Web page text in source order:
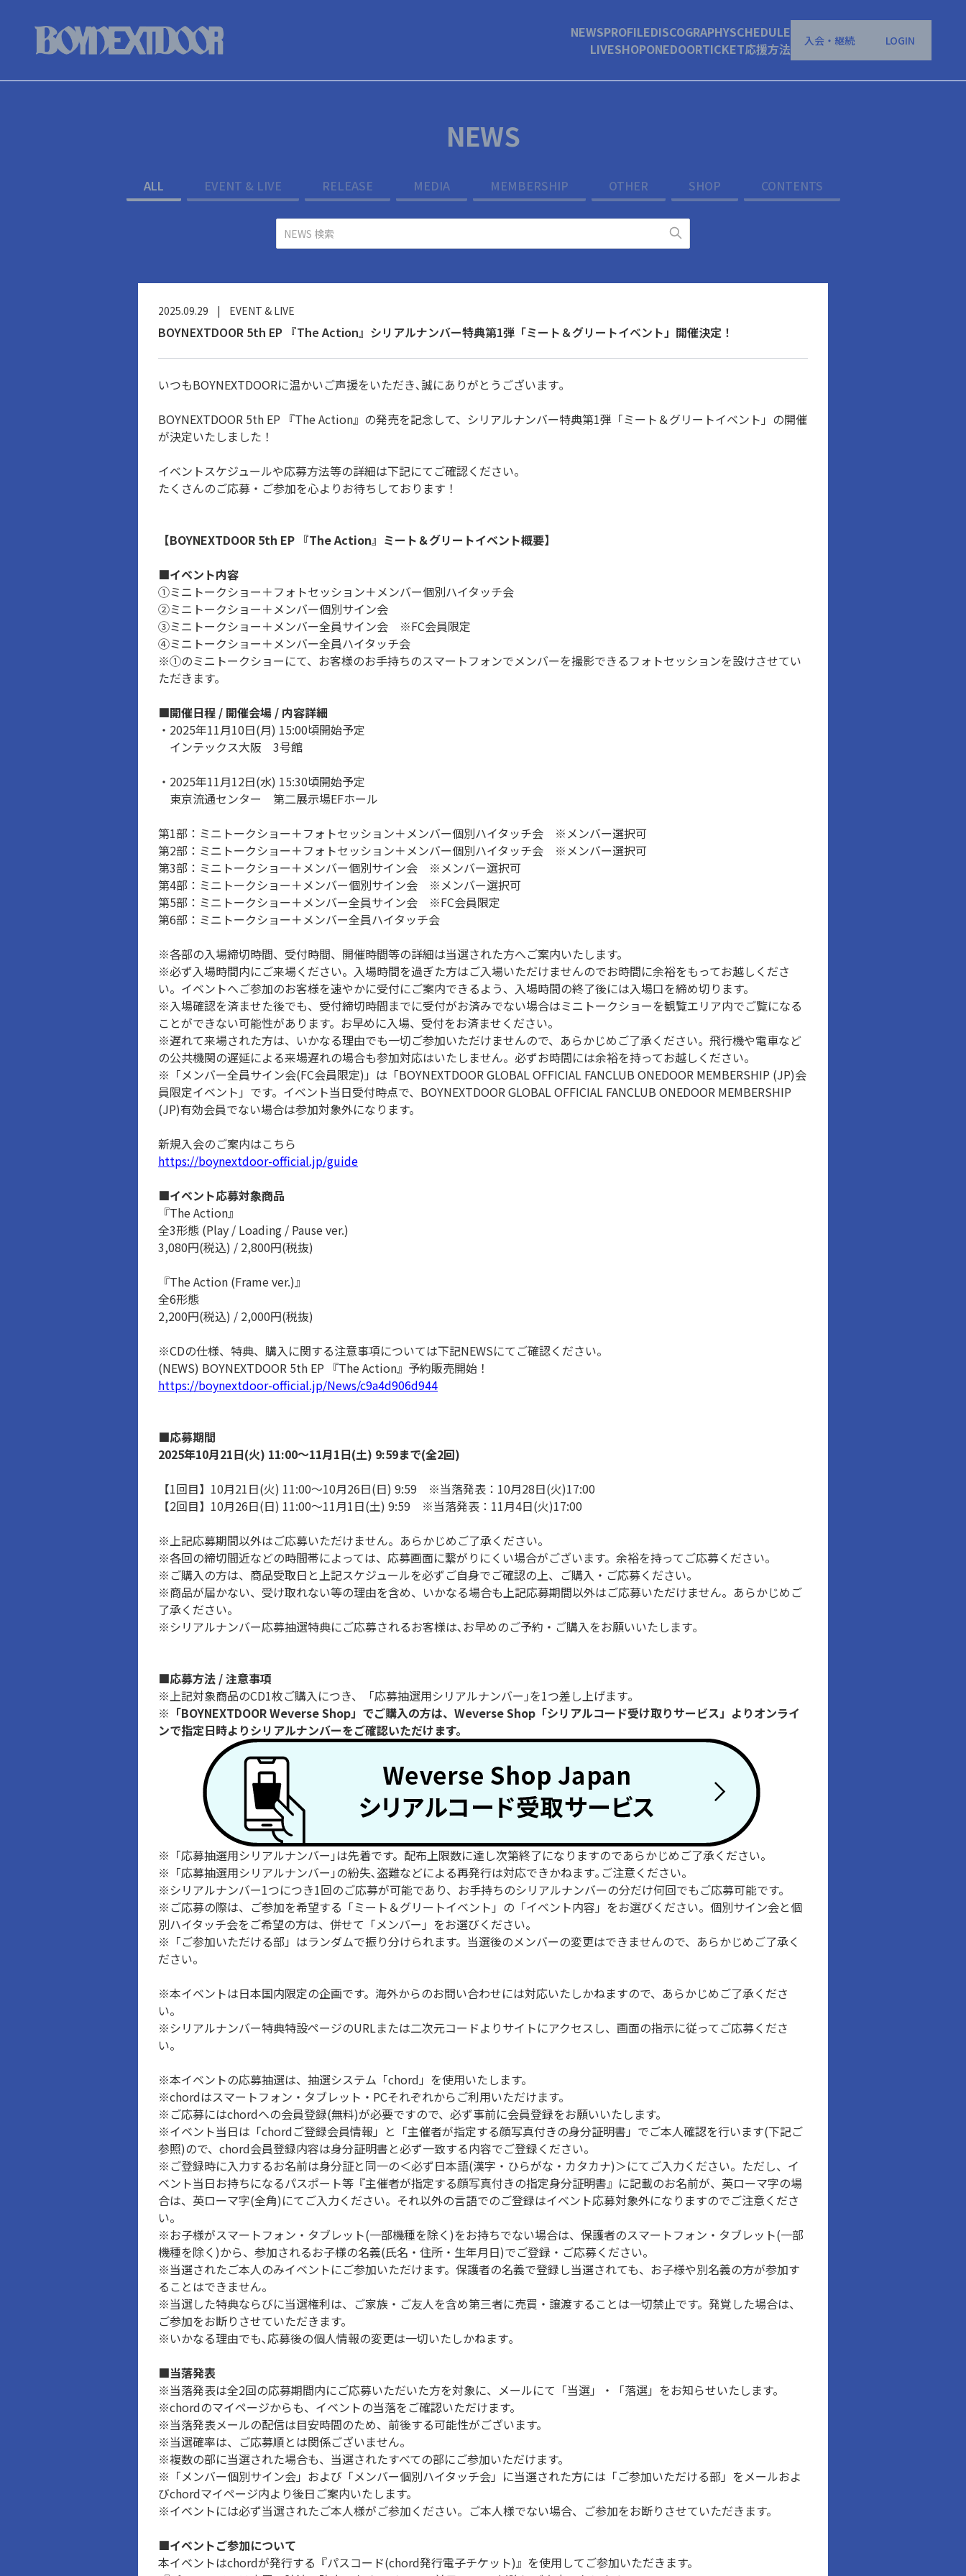
NEWSPROFILEDISCOGRAPHYSCHEDULE
LIVESHOPONEDOORTICKET応援方法 入会・継続 LOGIN
NEWS
ALL EVENT & LIVE RELEASE MEDIA MEMBERSHIP OTHER SHOP CONTENTS
2025.09.29 | EVENT & LIVE
BOYNEXTDOOR 5th EP 『The Action』シリアルナンバー特典第1弾「ミート＆グリートイベント」開催決定！
いつもBOYNEXTDOORに温かいご声援をいただき､誠にありがとうございます｡
BOYNEXTDOOR 5th EP 『The Action』の発売を記念して、シリアルナンバー特典第1弾「ミート＆グリートイベント」の開催
が決定いたしました！
イベントスケジュールや応募方法等の詳細は下記にてご確認ください。
たくさんのご応募・ご参加を心よりお待ちしております！
【BOYNEXTDOOR 5th EP 『The Action』ミート＆グリートイベント概要】
■イベント内容
①ミニトークショー＋フォトセッション＋メンバー個別ハイタッチ会
②ミニトークショー＋メンバー個別サイン会
③ミニトークショー＋メンバー全員サイン会 ※FC会員限定
④ミニトークショー＋メンバー全員ハイタッチ会
※①のミニトークショーにて、お客様のお手持ちのスマートフォンでメンバーを撮影できるフォトセッションを設けさせてい
ただきます。
■開催日程 / 開催会場 / 内容詳細
・2025年11月10日(月) 15:00頃開始予定
インテックス大阪 3号館
・2025年11月12日(水) 15:30頃開始予定
東京流通センター 第二展示場EFホール
第1部：ミニトークショー＋フォトセッション＋メンバー個別ハイタッチ会 ※メンバー選択可
第2部：ミニトークショー＋フォトセッション＋メンバー個別ハイタッチ会 ※メンバー選択可
第3部：ミニトークショー＋メンバー個別サイン会 ※メンバー選択可
第4部：ミニトークショー＋メンバー個別サイン会 ※メンバー選択可
第5部：ミニトークショー＋メンバー全員サイン会 ※FC会員限定
第6部：ミニトークショー＋メンバー全員ハイタッチ会
※各部の入場締切時間、受付時間、開催時間等の詳細は当選された方へご案内いたします。
※必ず入場時間内にご来場ください。入場時間を過ぎた方はご入場いただけませんのでお時間に余裕をもってお越しくださ
い。イベントへご参加のお客様を速やかに受付にご案内できるよう、入場時間の終了後には入場口を締め切ります。
※入場確認を済ませた後でも、受付締切時間までに受付がお済みでない場合はミニトークショーを観覧エリア内でご覧になる
ことができない可能性があります。お早めに入場、受付をお済ませください。
※遅れて来場された方は、いかなる理由でも一切ご参加いただけませんので、あらかじめご了承ください。飛行機や電車など
の公共機関の遅延による来場遅れの場合も参加対応はいたしません。必ずお時間には余裕を持ってお越しください。
※「メンバー全員サイン会(FC会員限定)」は「BOYNEXTDOOR GLOBAL OFFICIAL FANCLUB ONEDOOR MEMBERSHIP (JP)会
員限定イベント」です。イベント当日受付時点で、BOYNEXTDOOR GLOBAL OFFICIAL FANCLUB ONEDOOR MEMBERSHIP
(JP)有効会員でない場合は参加対象外になります。
新規入会のご案内はこちら
https://boynextdoor-official.jp/guide
■イベント応募対象商品
『The Action』
全3形態 (Play / Loading / Pause ver.)
3,080円(税込) / 2,800円(税抜)
『The Action (Frame ver.)』
全6形態
2,200円(税込) / 2,000円(税抜)
※CDの仕様、特典、購入に関する注意事項については下記NEWSにてご確認ください。
(NEWS) BOYNEXTDOOR 5th EP 『The Action』予約販売開始！
https://boynextdoor-official.jp/News/c9a4d906d944
■応募期間
2025年10月21日(火) 11:00～11月1日(土) 9:59まで(全2回)
【1回目】10月21日(火) 11:00～10月26日(日) 9:59 ※当落発表：10月28日(火)17:00
【2回目】10月26日(日) 11:00～11月1日(土) 9:59 ※当落発表：11月4日(火)17:00
※上記応募期間以外はご応募いただけません。あらかじめご了承ください。
※各回の締切間近などの時間帯によっては、応募画面に繋がりにくい場合がございます。余裕を持ってご応募ください。
※ご購入の方は、商品受取日と上記スケジュールを必ずご自身でご確認の上、ご購入・ご応募ください。
※商品が届かない、受け取れない等の理由を含め、いかなる場合も上記応募期間以外はご応募いただけません。あらかじめご
了承ください。
※シリアルナンバー応募抽選特典にご応募されるお客様は､お早めのご予約・ご購入をお願いいたします｡
■応募方法 / 注意事項
※上記対象商品のCD1枚ご購入につき、「応募抽選用シリアルナンバー｣を1つ差し上げます｡
※ 「BOYNEXTDOOR Weverse Shop」でご購入の方は、Weverse Shop「シリアルコード受け取りサービス」よりオンライ
ンで指定日時よりシリアルナンバーをご確認いただけます。
※「応募抽選用シリアルナンバー｣は先着です。配布上限数に達し次第終了になりますのであらかじめご了承ください。
※「応募抽選用シリアルナンバー｣の紛失､盗難などによる再発行は対応できかねます｡ご注意ください。
※シリアルナンバー1つにつき1回のご応募が可能であり、お手持ちのシリアルナンバーの分だけ何回でもご応募可能です。
※ご応募の際は、ご参加を希望する「ミート＆グリートイベント」の「イベント内容」をお選びください。個別サイン会と個
別ハイタッチ会をご希望の方は、併せて「メンバー」をお選びください。
※「ご参加いただける部」はランダムで振り分けられます。当選後のメンバーの変更はできませんので、あらかじめご了承く
ださい。
※本イベントは日本国内限定の企画です。海外からのお問い合わせには対応いたしかねますので、あらかじめご了承くださ
い。
※シリアルナンバー特典特設ページのURLまたは二次元コードよりサイトにアクセスし、画面の指示に従ってご応募くださ
い。
※本イベントの応募抽選は、抽選システム「chord」を使用いたします。
※chordはスマートフォン・タブレット・PCそれぞれからご利用いただけます。
※ご応募にはchordへの会員登録(無料)が必要ですので、必ず事前に会員登録をお願いいたします。
※イベント当日は「chordご登録会員情報」と「主催者が指定する顔写真付きの身分証明書」でご本人確認を行います(下記ご
参照)ので、chord会員登録内容は身分証明書と必ず一致する内容でご登録ください。
※ご登録時に入力するお名前は身分証と同一の＜必ず日本語(漢字・ひらがな・カタカナ)＞にてご入力ください。ただし、イ
ベント当日お持ちになるパスポート等『主催者が指定する顔写真付きの指定身分証明書』に記載のお名前が、英ローマ字の場
合は、英ローマ字(全角)にてご入力ください。それ以外の言語でのご登録はイベント応募対象外になりますのでご注意くださ
い。
※お子様がスマートフォン・タブレット(一部機種を除く)をお持ちでない場合は、保護者のスマートフォン・タブレット(一部
機種を除く)から、参加されるお子様の名義(氏名・住所・生年月日)でご登録・ご応募ください。
※当選されたご本人のみイベントにご参加いただけます。保護者の名義で登録し当選されても、お子様や別名義の方が参加す
ることはできません。
※当選した特典ならびに当選権利は、ご家族・ご友人を含め第三者に売買・譲渡することは一切禁止です。発覚した場合は、
ご参加をお断りさせていただきます。
※いかなる理由でも､応募後の個人情報の変更は一切いたしかねます｡
■当落発表
※当落発表は全2回の応募期間内にご応募いただいた方を対象に、メールにて「当選」・「落選」をお知らせいたします。
※chordのマイページからも、イベントの当落をご確認いただけます。
※当落発表メールの配信は目安時間のため、前後する可能性がございます。
※当選確率は、ご応募順とは関係ございません。
※複数の部に当選された場合も、当選されたすべての部にご参加いただけます。
※「メンバー個別サイン会」および「メンバー個別ハイタッチ会」に当選された方には「ご参加いただける部」をメールおよ
びchordマイページ内より後日ご案内いたします。
※イベントには必ず当選されたご本人様がご参加ください。ご本人様でない場合、ご参加をお断りさせていただきます。
■イベントご参加について
本イベントはchordが発行する『パスコード(chord発行電子チケット)』を使用してご参加いただきます。